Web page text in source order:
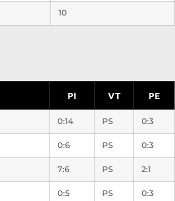
10
PI VT PE
0:14 PS 0:3
0:6 PS 0:3
7:6 PS 2:1
0:5 PS 0:3